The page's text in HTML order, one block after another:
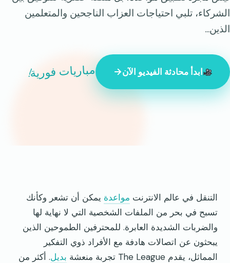
الشركاء، تلبي احتياجات العزاب الناجحين والمتعلمين
الذين...
ابدأ محادثة الفيديو الآن مباريات فورية!
التنقل في عالم الانترنت مواعدة يمكن أن تشعر وكأنك
تسبح في بحر من الملفات الشخصية التي لا نهاية لها
والضربات الشديدة العابرة. للمحترفين الطموحين الذين
يبحثون عن اتصالات هادفة مع الأفراد ذوي التفكير
المماثل، يقدم The League تجربة منعشة
بديل. أكثر من